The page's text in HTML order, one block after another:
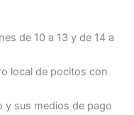
de 10 a 13 y de 14 a
local de pocitos con
y sus medios de pago